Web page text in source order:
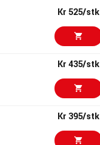
Kr 525/stk
Kr 435/stk
Kr 395/stk